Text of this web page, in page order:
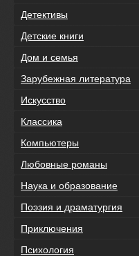
Детективы
Детские книги
Дом и семья
Зарубежная литература
Искусство
Классика
Компьютеры
Любовные романы
Наука и образование
Поэзия и драматургия
Приключения
Психология